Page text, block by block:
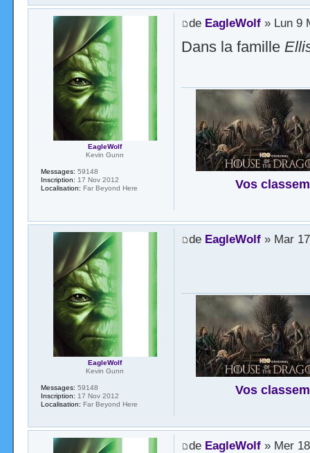
de EagleWolf» Lun 9
Dans la famille
Vos
EagleWolf
Kevin Gunn
Messages: 59148
Inscription: 17 Nov 2012
Localisation: Far Beyond Here
de EagleWolf» Mar
Vos
EagleWolf
Kevin Gunn
Messages: 59148
Inscription: 17 Nov 2012
Localisation: Far Beyond Here
de EagleWolf» Mer